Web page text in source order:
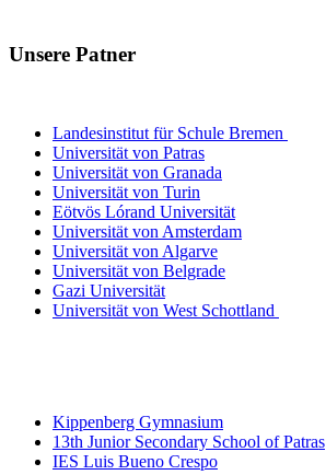
Unsere Patner
Landesinstitut für Schule Bremen
Universität von Patras
Universität von Granada
Universität von Turin
Eötvös Lórand Universität
Universität von Amsterdam
Universität von Algarve
Universität von Belgrade
Gazi Universität
Universität von West Schottland
Kippenberg Gymnasium
13th Junior Secondary School of Patras
IES Luis Bueno Crespo